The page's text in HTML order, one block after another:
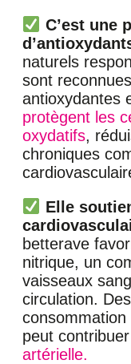
C’est une
naturels
sont
antioxydantes
protègent les
oxydatifs,
chroniques
Elle
betterave
nitrique, un
vaisseaux
circulation.
peut
artérielle.